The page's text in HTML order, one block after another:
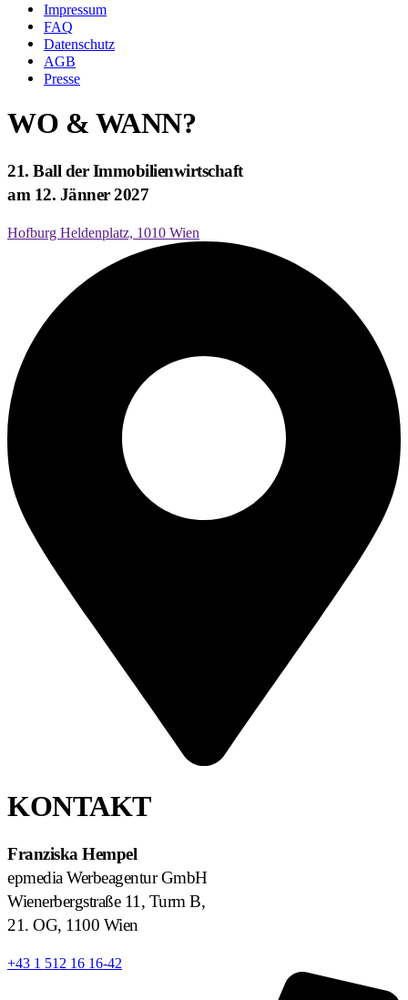
Impressum
FAQ
Datenschutz
AGB
Presse
WO & WANN?
21. Ball der Immobilienwirtschaft
am 12. Jänner 2027
Hofburg Heldenplatz, 1010 Wien
KONTAKT
Franziska Hempel
epmedia Werbeagentur GmbH
Wienerbergstraße 11, Turm B,
21. OG, 1100 Wien
+43 1 512 16 16-42